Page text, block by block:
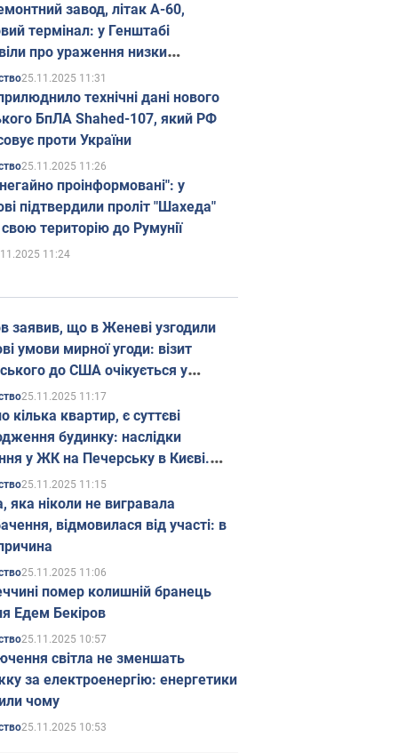
завод, літак А-60,
термінал: у Генштабі
про ураження низки
об'єктів Росії
25.11.2025 11:31
технічні дані нового
БпЛА Shahed-107, який РФ
проти України
25.11.2025 11:26
проінформовані": у
підтвердили проліт "Шахеда"
територію до Румунії
11:24
заявив, що в Женеві узгодили
умови мирної угоди: візит
до США очікується у
25.11.2025 11:17
кілька квартир, є суттєві
будинку: наслідки
у ЖК на Печерську в Києві.
25.11.2025 11:15
яка ніколи не вигравала
відмовилася від участі: в
25.11.2025 11:06
помер колишній бранець
Едем Бекіров
25.11.2025 10:57
світла не зменшать
за електроенергію: енергетики
чому
25.11.2025 10:53